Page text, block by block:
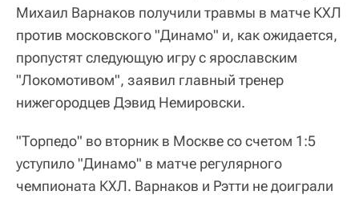
Михаил Варнаков получили травмы в матче КХЛ
против московского "Динамо" и, как ожидается,
пропустят следующую игру с ярославским
"Локомотивом", заявил главный тренер
нижегородцев Дэвид Немировски.
"Торпедо" во вторник в Москве со счетом 1:5
уступило "Динамо" в матче регулярного
чемпионата КХЛ. Варнаков и Рэтти не доиграли